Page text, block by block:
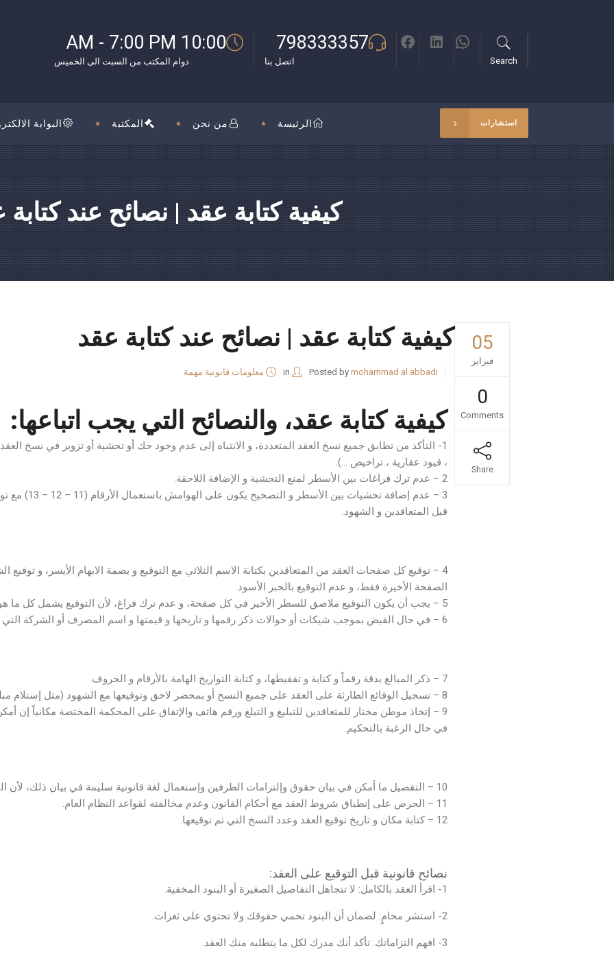
10:00 AM - 7:00 PM
دوام المكتب من السبت الى الخميس
798333357
اتصل بنا Search
البوابة المكتبة من نحن الرئيسة استشارات
كيفية كتابة عقد | نصائح عند
05
فبراير
0
Comments
Share
كيفية كتابة عقد | نصائح عند كتابة عقد
Posted by mohammad al abbadi
in معلومات قانونية مهمة
كيفية كتابة عقد، والنصائح التي يجب اتباعها:
1- التأكد من تطابق جميع نسخ العقد المتعددة، و الانتباه إلى عدم وجود حك أو تحشية أو تزوير في نسخ العقد
، قيود عقارية ، تراخيص …).
2 – عدم ترك فراغات بين الأسطر لمنع التحشية و الإضافة اللاحقة.
3 – عدم إضافة
قبل المتعاقدين و الشهود.
4 – توقيع كل صفحات العقد من المتعاقدين بكتابة الاسم الثلاثي مع التوقيع و بصمة الابهام الأيسر، و
الصفحة الأخيرة فقط، و عدم التوقيع بالحبر الأسود.
5 – يجب أن يكون التوقيع ملاصق للسطر الأخير في كل صفحة، و عدم ترك فراغ، لأن التوقيع يشمل كل ما هو فوقه.
6 – في حال القبض بموجب شيكات أو حوالات ذكر رقمها و تاريخها و قيمتها و اسم المصرف أو الشركة التي تم التحويل عن طريقها.
7 – ذكر المبالغ بدقة رقماً و كتابة و تفقيطها، و كتابة التواريخ الهامة بالأرقام و الحروف.
8 – تسجيل الوقائع الطارئة على العقد على جميع النسخ أو بمحضر لاحق وتوقيعها مع الشهود (مثل إستلام مبلغ أو حصول التسليم أو الفراغ).
9 – إتخاذ موطن مختار للمتعاقدين للتبليغ و التبلغ ورقم هاتف والإتفاق على المحكمة المختصة مكانياً
في حال الرغبة بالتحكيم.
10 – التفصيل ما أمكن في بيان حقوق وإلتزامات الطرفين وإستعمال لغة قانونية سليمة في بيان ذلك، لأن البيان يطرد الشيطان.
11 – الحرص على إنطباق شروط العقد مع أحكام القانون وعدم مخالفته لقواعد النظام العام.
12 – كتابة مكان و تاريخ توقيع العقد وعدد النسخ التي تم توقيعها.
نصائح قانونية قبل التوقيع على العقد:
1- اقرأ العقد بالكامل: لا تتجاهل التفاصيل الصغيرة أو البنود المخفية.
2- استشر محامٍ: لضمان أن البنود تحمي حقوقك ولا تحتوي على ثغرات.
3- افهم التزاماتك: تأكد أنك مدرك لكل ما يتطلبه منك العقد.